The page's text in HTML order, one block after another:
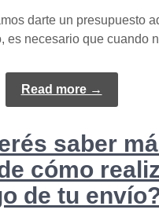
darte un presupuesto
es necesario que cuando
Read more →
saber
cómo
de tu